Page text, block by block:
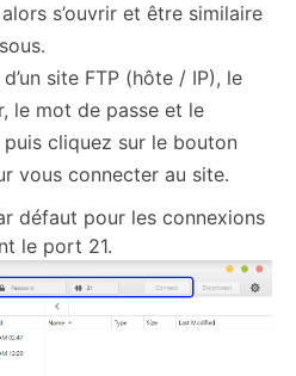
s’ouvrir et être similaire
d’un site FTP (hôte / IP), le
le mot de passe et le
cliquez sur le bouton
vous connecter au site.
défaut pour les connexions
le port 21.